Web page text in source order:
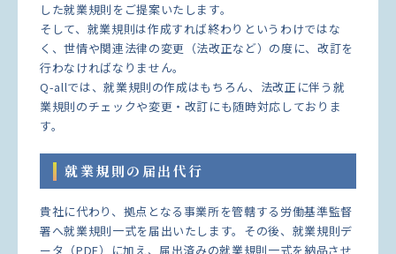
した就業規則をご提案いたします。
そして、就業規則は作成すれば終わりというわけではな
く、世情や関連法律の変更（法改正など）の度に、改訂を
行わなければなりません。
Q-allでは、就業規則の作成はもちろん、法改正に伴う就
業規則のチェックや変更・改訂にも随時対応しておりま
す。
就業規則の届出代行
貴社に代わり、拠点となる事業所を管轄する労働基準監督
署へ就業規則一式を届出いたします。その後、就業規則デ
ータ（PDF）に加え、届出済みの就業規則一式を納品させ